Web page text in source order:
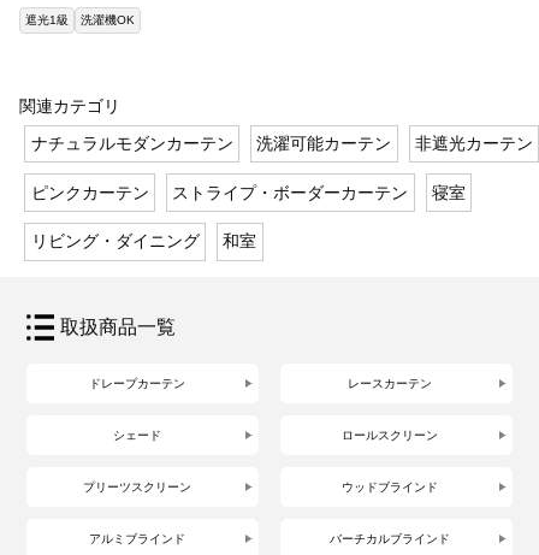
遮光1級 洗濯機OK
関連カテゴリ
ナチュラルモダンカーテン
洗濯可能カーテン 非遮光カーテン
ピンクカーテン ストライプ・ボーダーカーテン 寝室
リビング・ダイニング 和室
取扱商品一覧
ドレープカーテン レースカーテン
シェード ロールスクリーン
プリーツスクリーン ウッドブラインド
アルミブラインド バーチカルブラインド